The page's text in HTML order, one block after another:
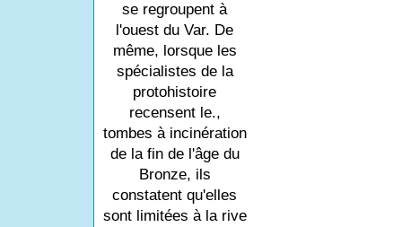
se regroupent à
l'ouest du Var. De
même, lorsque les
spécialistes de la
protohistoire
recensent le.,
tombes à incinération
de la fin de l'âge du
Bronze, ils
constatent qu'elles
sont limitées à la rive